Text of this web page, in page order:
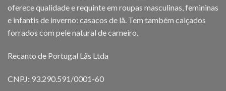
oferece qualidade e requinte em roupas masculinas, femininas
e infantis de inverno: casacos de lã. Tem também calçados
forrados com pele natural de carneiro.
Recanto de Portugal Lãs Ltda
CNPJ: 93.290.591/0001-60